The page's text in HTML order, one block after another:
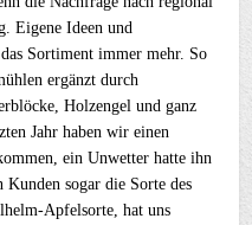
Eigene Ideen und
Sortiment immer mehr. So
ergänzt durch
Holzengel und ganz
Jahr haben wir einen
ein Unwetter hatte ihn
sogar die Sorte des
Apfelsorte, hat uns